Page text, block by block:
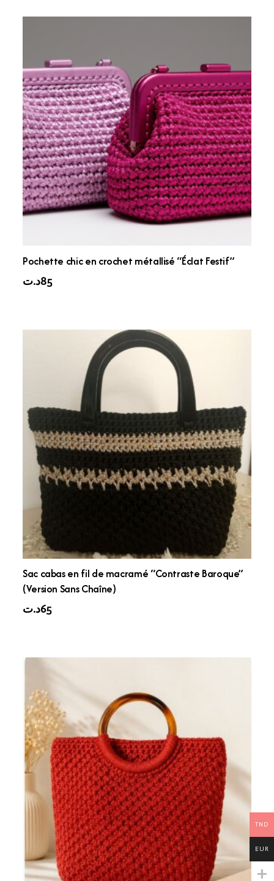
Pochette chic en crochet métallisé “Éclat Festif”
85د.ت
Sac cabas en fil de macramé “Contraste Baroque”
(Version Sans Chaîne)
65د.ت
TND
EUR